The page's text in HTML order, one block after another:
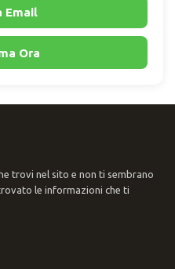
Email
Ora
trovi nel sito e non ti sembrano
le informazioni che ti